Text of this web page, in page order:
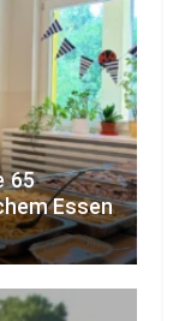
65
Essen